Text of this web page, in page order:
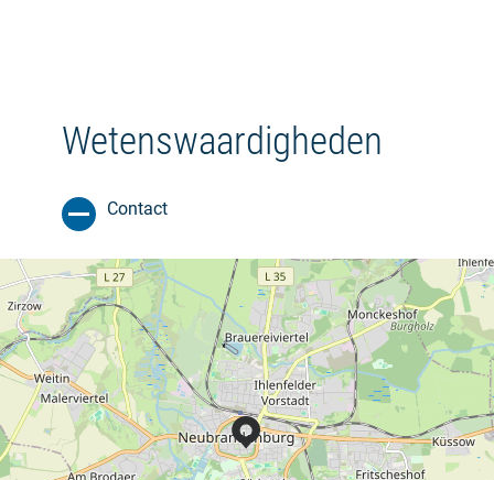
Wetenswaardigheden
Contact